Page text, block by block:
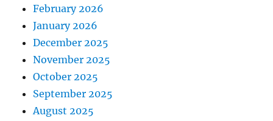
February 2026
January 2026
December 2025
November 2025
October 2025
September 2025
August 2025